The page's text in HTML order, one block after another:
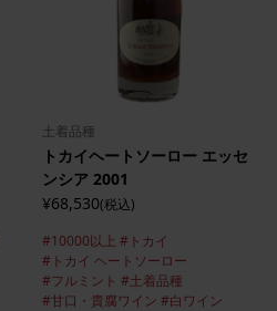
土着品種
トカイヘートソーロー エッセ
ンシア 2001
¥68,530(税込)
#10000以上 #トカイ
#トカイ ヘートソーロー
#フルミント #土着品種
#甘口・貴腐ワイン #白ワイン